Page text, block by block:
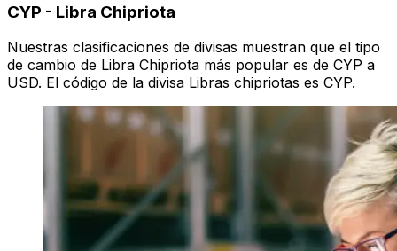
CYP - Libra Chipriota
Nuestras clasificaciones de divisas muestran que el tipo
de cambio de Libra Chipriota más popular es de CYP a
USD. El código de la divisa Libras chipriotas es CYP.